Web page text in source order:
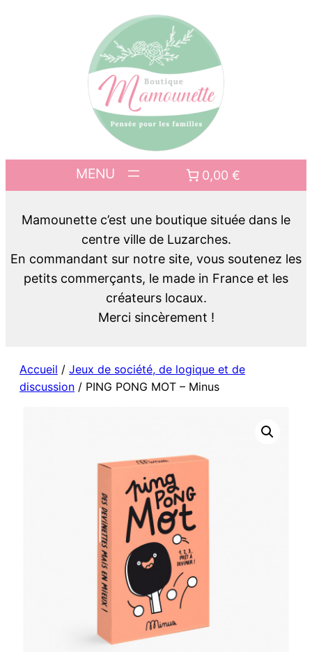
0,00 €
Mamounette c’est une boutique située dans le
centre ville de Luzarches.
En commandant sur notre site, vous soutenez les
petits commerçants, le made in France et les
créateurs locaux.
Merci sincèrement !
Accueil / Jeux de société, de logique et de
discussion / PING PONG MOT – Minus